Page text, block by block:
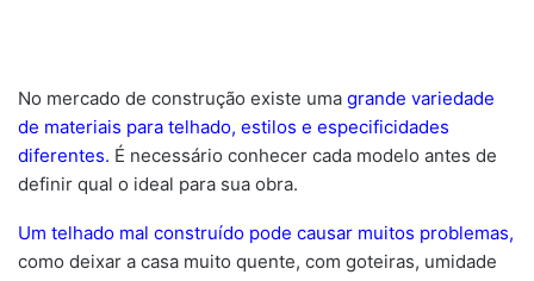
No mercado de construção existe uma grande variedade
de materiais para telhado, estilos e especificidades
diferentes. É necessário conhecer cada modelo antes de
definir qual o ideal para sua obra.
Um telhado mal construído pode causar muitos problemas,
como deixar a casa muito quente, com goteiras, umidade